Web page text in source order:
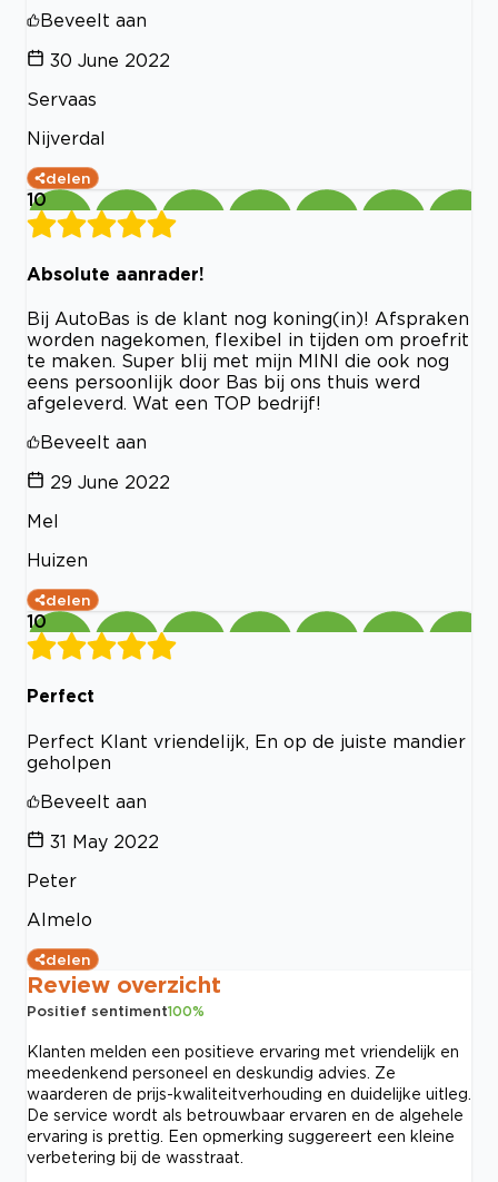
Beveelt aan
30 June 2022
Servaas
Nijverdal
delen
10
Absolute aanrader!
Bij AutoBas is de klant nog koning(in)! Afspraken
worden nagekomen, flexibel in tijden om proefrit
te maken. Super blij met mijn MINI die ook nog
eens persoonlijk door Bas bij ons thuis werd
afgeleverd. Wat een TOP bedrijf!
Beveelt aan
29 June 2022
Mel
Huizen
delen
10
Perfect
Perfect Klant vriendelijk, En op de juiste mandier
geholpen
Beveelt aan
31 May 2022
Peter
Almelo
delen
Review overzicht
Positief sentiment100%
Klanten melden een positieve ervaring met vriendelijk en
meedenkend personeel en deskundig advies. Ze
waarderen de prijs-kwaliteitverhouding en duidelijke uitleg.
De service wordt als betrouwbaar ervaren en de algehele
ervaring is prettig. Een opmerking suggereert een kleine
verbetering bij de wasstraat.